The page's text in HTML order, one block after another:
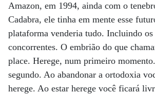
Amazon, em 1994, ainda com o
Cadabra, ele tinha em mente esse
plataforma venderia tudo. Incluindo os
concorrentes. O embrião do que
place. Herege, num primeiro
segundo. Ao abandonar a ortodoxia
herege. Ao estar herege você ficará